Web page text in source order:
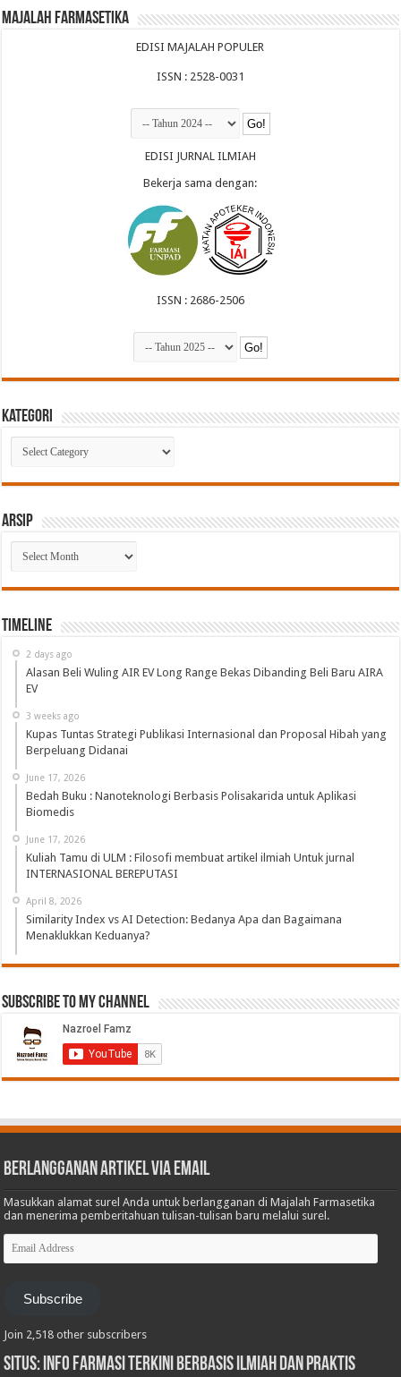
Majalah Farmasetika
EDISI MAJALAH POPULER
ISSN : 2528-0031
EDISI JURNAL ILMIAH
Bekerja sama dengan:
ISSN : 2686-2506
Kategori
Kategori
Arsip
Arsip
Timeline
2 days ago
Alasan Beli Wuling AIR EV Long Range Bekas Dibanding Beli Baru AIRA
EV
3 weeks ago
Kupas Tuntas Strategi Publikasi Internasional dan Proposal Hibah yang
Berpeluang Didanai
June 17, 2026
Bedah Buku : Nanoteknologi Berbasis Polisakarida untuk Aplikasi
Biomedis
June 17, 2026
Kuliah Tamu di ULM : Filosofi membuat artikel ilmiah Untuk jurnal
INTERNASIONAL BEREPUTASI
April 8, 2026
Similarity Index vs AI Detection: Bedanya Apa dan Bagaimana
Menaklukkan Keduanya?
Subscribe to My Channel
Berlangganan Artikel via Email
Masukkan alamat surel Anda untuk berlangganan di Majalah Farmasetika
dan menerima pemberitahuan tulisan-tulisan baru melalui surel.
Email
Address
Subscribe
Join 2,518 other subscribers
Situs: Info Farmasi Terkini Berbasis Ilmiah dan Praktis